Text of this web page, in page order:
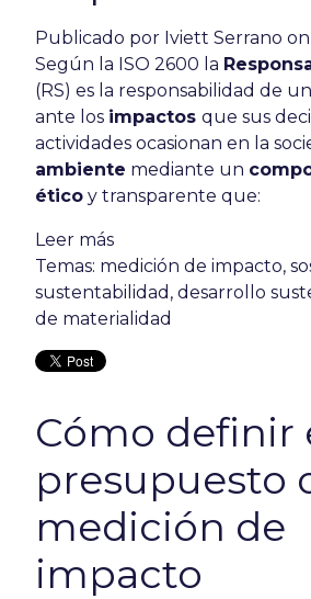
Publicado por Iviett Serrano
Según la ISO 2600 la
(RS) es la responsabilidad de
ante los impactos que sus
actividades ocasionan en la
ambiente mediante un
ético y transparente que:
Leer más
Temas: medición de impacto,
sustentabilidad , desarrollo
de materialidad
Cómo definir
presupuesto
medición de
impacto